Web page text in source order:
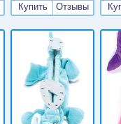
Купить
Отзывы